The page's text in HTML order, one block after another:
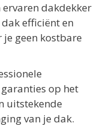
dakdekker
efficiënt en
geen kostbare
op het
uitstekende
van je dak.